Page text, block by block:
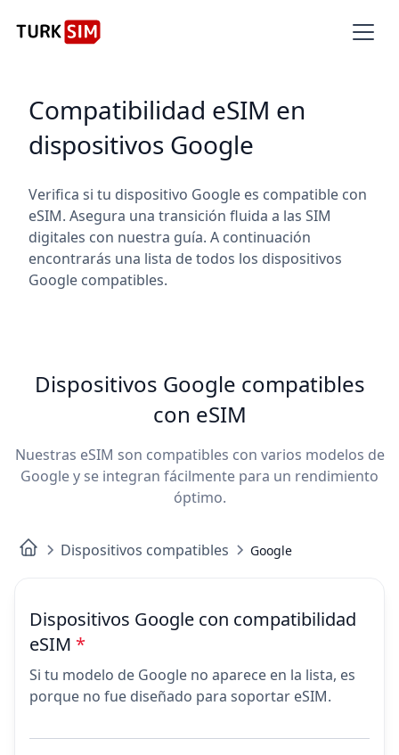
Compatibilidad eSIM en
dispositivos Google
Verifica si tu dispositivo Google es compatible con
eSIM. Asegura una transición fluida a las SIM
digitales con nuestra guía. A continuación
encontrarás una lista de todos los dispositivos
Google compatibles.
Dispositivos Google compatibles
con eSIM
Nuestras eSIM son compatibles con varios modelos de
Google y se integran fácilmente para un rendimiento
óptimo.
Dispositivos compatibles Google
Dispositivos Google con compatibilidad
eSIM *
Si tu modelo de Google no aparece en la lista, es
porque no fue diseñado para soportar eSIM.